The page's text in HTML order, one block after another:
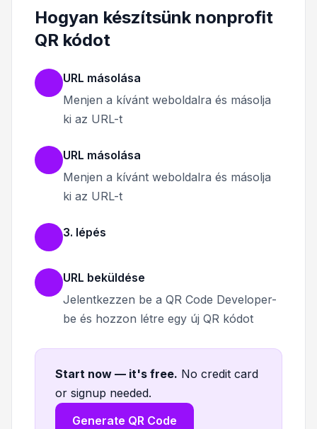
Hogyan készítsünk nonprofit
QR kódot
URL másolása
Menjen a kívánt weboldalra és másolja
ki az URL-t
URL másolása
Menjen a kívánt weboldalra és másolja
ki az URL-t
3. lépés
URL beküldése
Jelentkezzen be a QR Code Developer-
be és hozzon létre egy új QR kódot
Start now — it's free. No credit card
or signup needed.
Generate QR Code